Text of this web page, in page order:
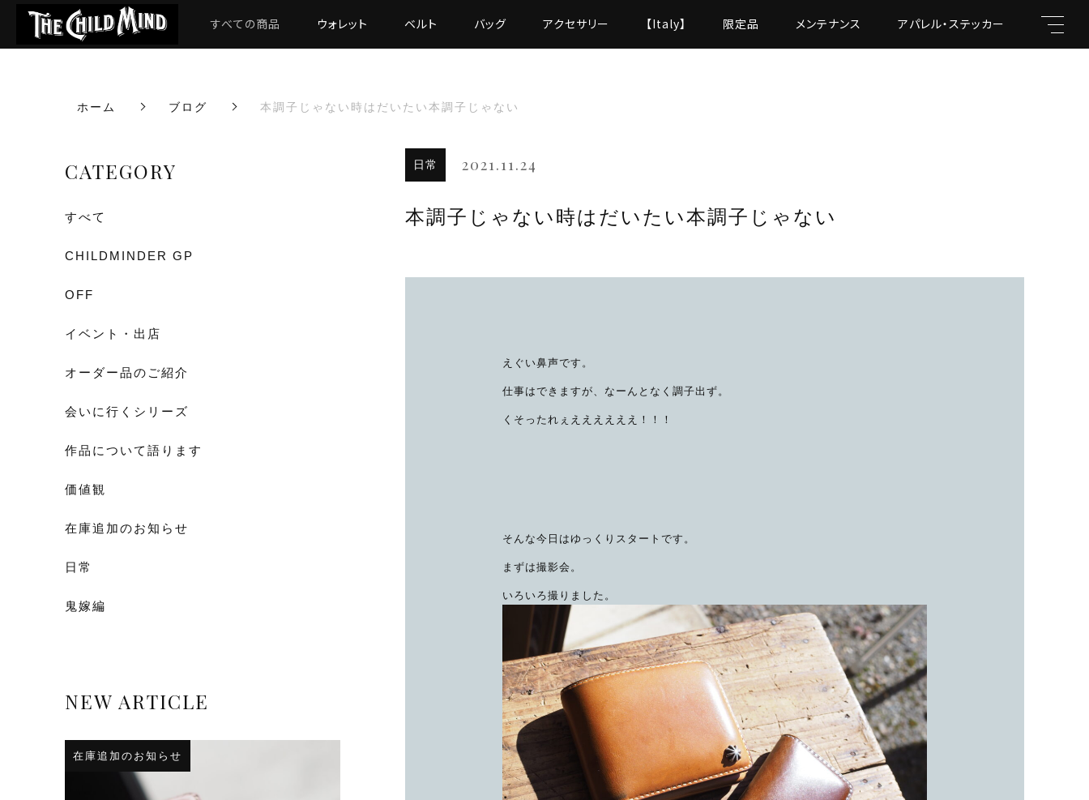
すべての商品 ウォレット ベルト バッグ アクセサリー 【Italy】 限定品 メンテナンス アパレル・ステッカー
ホーム ブログ 本調子じゃない時はだいたい本調子じゃない
日常 2021.11.24
本調子じゃない時はだいたい本調子じゃない
えぐい鼻声です。
仕事はできますが、なーんとなく調子出ず。
くそったれぇええええええ！！！
そんな今日はゆっくりスタートです。
まずは撮影会。
いろいろ撮りました。
CATEGORY
すべて
CHILDMINDER GP
OFF
イベント・出店
オーダー品のご紹介
会いに行くシリーズ
作品について語ります
価値観
在庫追加のお知らせ
日常
鬼嫁編
NEW ARTICLE
在庫追加のお知らせ
その他
在庫あり セール